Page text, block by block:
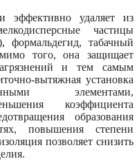
эффективно удаляет из
частицы
табачный
того, она защищает
и тем самым
вытяжная установка
элементами,
коэффициента
образования
повышения степени
позволяет снизить